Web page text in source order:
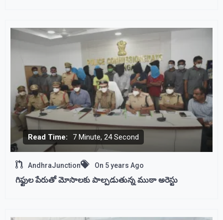
Read Time: 7 Minute, 24 Second
AndhraJunction On 5 years Ago
గిఫ్టుల పేరుతో మోసాలకు పాల్పడుతున్న ముఠా అరెస్టు